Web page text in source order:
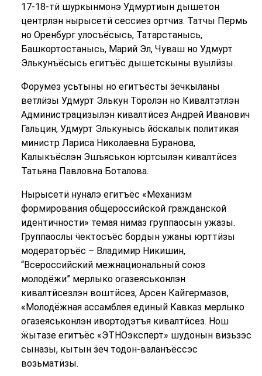
17-18-тӥ шуркынмонэ Удмуртиын дышетон
центрлэн нырысетӥ сессиез ортчиз. Татчы Пермь
но Оренбург улосъёсысь, Татарстанысь,
Башкортостанысь, Марий Эл, Чуваш но Удмурт
Элькунъёсысь егитъёс дышетскыны вуылӥзы.
Форумез усьтыны но егитъёсты ӟечкыланы
ветлӥзы Удмурт Элькун Тӧролэн но Кивалтэтлэн
Администрацизылэн кивалтӥсез Андрей Иванович
Гальцин, Удмурт Элькунысь йӧскалык политикая
министр Лариса Николаевна Буранова,
Калыкъёслэн Эшъяськон юртсылэн кивалтӥсез
Татьяна Павловна Боталова.
Нырысетӥ нуналэ егитъёс «Механизм
формирования общероссийской гражданской
идентичности» темая нимаз группаосын ужазы.
Группаослы ӵектосъёс бордын ужаны юрттӥзы
модераторъёс – Владимир Никишин,
“Всероссийский межнациональный союз
молодёжи” мерлыко огазеяськонлэн
кивалтӥсезлэн воштӥсез, Арсен Кайгермазов,
«Молодёжная ассамблея единый Кавказ мерлыко
огазеяськонлэн ивортодэтъя кивалтӥсез. Нош
ӝытазе егитъёс «ЭТНОэксперт» шудонын визьзэс
сыназы, кытын ӟеч тодон-валанъёссэс
возьматӥзы.